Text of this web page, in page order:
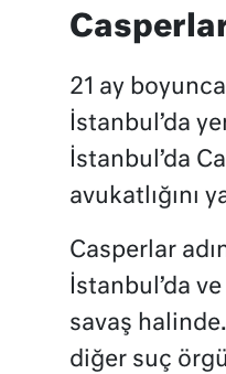
21 ay
İstanbul’da
İstanbul’da
avukatlığını
Casperlar
İstanbul’da
savaş
diğer suç